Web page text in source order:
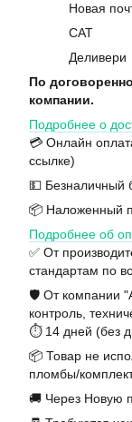
Новая
САТ
Деливери
По
компании.
Подробнее о
💳 Онлайн
ссылке)
💵 Безналичный
📦 Наложенный
Подробнее об
✅ От
стандартам по
🛡️ От компании
контроль,
⏱️ 14 дней (без
📦 Товар не
пломбы/
🚚 Через Новую